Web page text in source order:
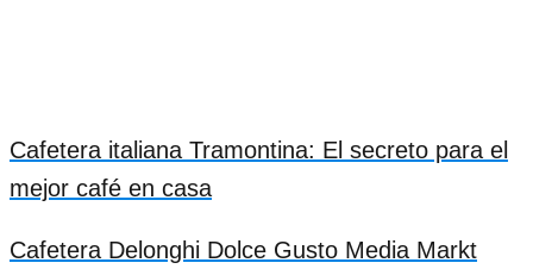
Cafetera italiana Tramontina: El secreto para el
mejor café en casa
Cafetera Delonghi Dolce Gusto Media Markt